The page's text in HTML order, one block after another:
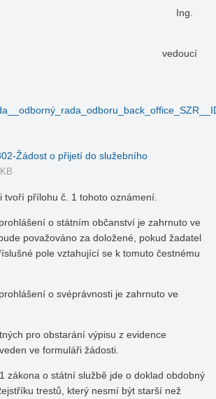
Žádost o přijetí do služebního
tvoří přílohu č. 1 tohoto oznámení.
o státním občanství je zahrnuto ve
považováno za doložené, pokud žadatel
pole vztahující se k tomuto čestnému
o svéprávnosti je zahrnuto ve
pro obstarání výpisu z evidence
ve formuláři žádosti.
zákona o státní službě jde o doklad obdobný
trestů, který nesmí být starší než